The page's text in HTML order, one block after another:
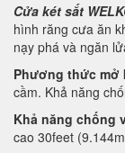
Cửa két sắt
hình răng cưa ăn
nạy phá và ngăn
Phương thức mở
cầm. Khả năng
Khả năng chống
cao 30feet